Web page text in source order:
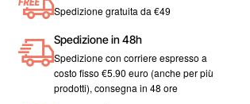
Spedizione gratuita da €49
Spedizione in 48h
Spedizione con corriere espresso a
costo fisso €5.90 euro (anche per più
prodotti), consegna in 48 ore